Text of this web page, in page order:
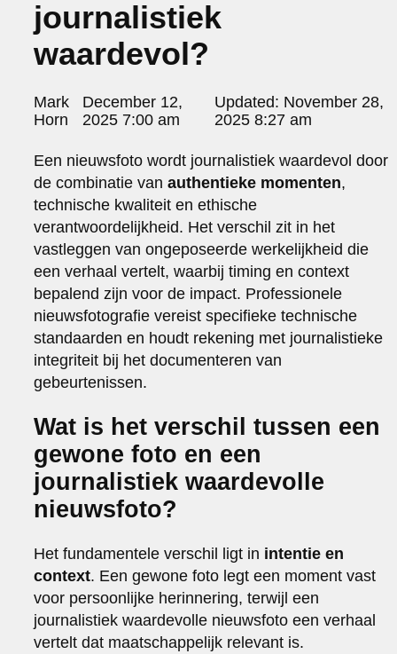
portraits 2
portraits 3
fd gazellen 2014
het zuiderlicht
thomas van luyn
parool christmas special
editorial
travel
commercial
fashion
contact
info@markhorn.nl
+31650600601
about
journalistiek
waardevol?
Posted
by:
Mark
Horn
December 12,
2025 7:00 am
Updated: November 28,
2025 8:27 am
Een nieuwsfoto wordt journalistiek waardevol door
de combinatie vanauthentieke momenten,
technische kwaliteit en ethische
verantwoordelijkheid. Het verschil zit in het
vastleggen van ongeposeerde werkelijkheid die
een verhaal vertelt, waarbij timing en context
bepalend zijn voor de impact. Professionele
nieuwsfotografie vereist specifieke technische
standaarden en houdt rekening met journalistieke
integriteit bij het documenteren van
gebeurtenissen.
Wat is het verschil tussen een
gewone foto en een
journalistiek waardevolle
nieuwsfoto?
Het fundamentele verschil ligt in intentie en
context. Een gewone foto legt een moment vast
voor persoonlijke herinnering, terwijl een
journalistiek waardevolle nieuwsfoto een verhaal
vertelt dat maatschappelijk relevant is.